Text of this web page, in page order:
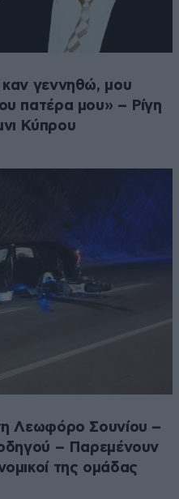
γεννηθώ, μου
πατέρα μου» – Ρίγη
Κύπρου
Λεωφόρο Σουνίου –
– Παρεμένουν
της ομάδας